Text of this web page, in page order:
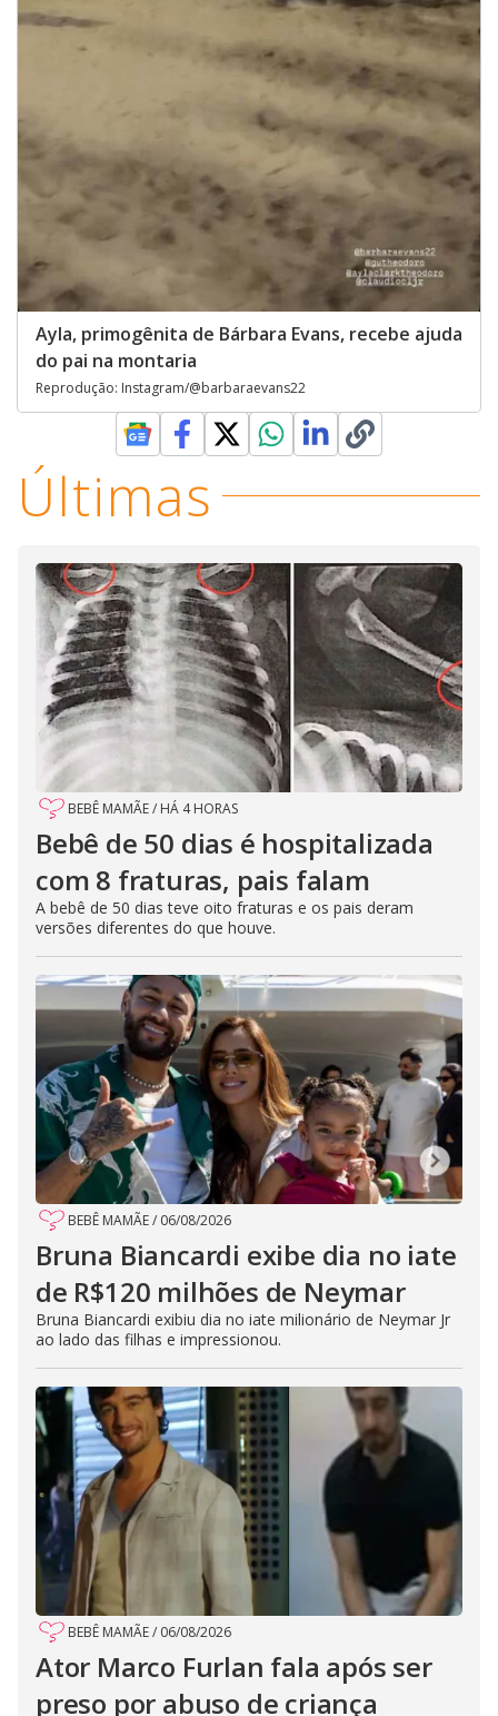
Ayla, primogênita de Bárbara Evans, recebe ajuda
do pai na montaria
Reprodução: Instagram/@barbaraevans22
Últimas
BEBÊ MAMÃE/ HÁ 4 HORAS
Bebê de 50 dias é hospitalizada
com 8 fraturas, pais falam
A bebê de 50 dias teve oito fraturas e os pais deram
versões diferentes do que houve.
BEBÊ MAMÃE/ 06/08/2026
Bruna Biancardi exibe dia no iate
de R$120 milhões de Neymar
Bruna Biancardi exibiu dia no iate milionário de Neymar Jr
ao lado das filhas e impressionou.
BEBÊ MAMÃE/ 06/08/2026
Ator Marco Furlan fala após ser
preso por abuso de criança